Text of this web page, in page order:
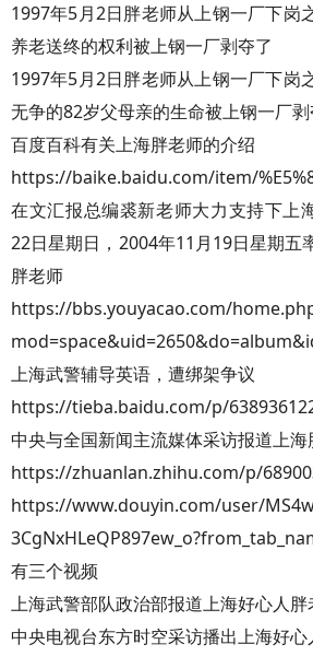
1997年5月2日胖老师从上钢一厂下岗
养老送终的权利被上钢一厂剥夺了
1997年5月2日胖老师从上钢一厂下岗
无争的82岁父母亲的生命被上钢一厂剥
百度百科有关上海胖老师的介绍
https://baike.baidu.com/item/
在文汇报总编裘新老师大力支持下上
22日星期日，2004年11月19日星期五
胖老师
https://bbs.youyacao.com/
上海武警辅导英语，遭绑架争议
https://tieba.baidu.com/p/
中央与全国新闻主流媒体采访报道上
https://zhuanlan.zhihu.com/p/
https://www.douyin.com/user/
有三个视频
上海武警部队政治部报道上海好心人胖
中央电视台东方时空采访播出上海好心